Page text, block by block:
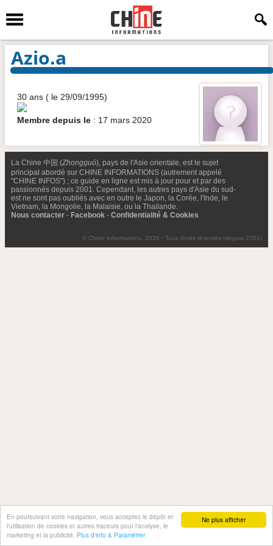
Ne plus afficher
En poursuivant votre navigation, vous acceptez le dépôt et
l'utilisation de cookies et autres traceurs pour l'analyse, le
marketing et la publicité. Plus d'info & Paramétrer
Azio.a
30 ans ( le 29/09/1995)
Membre depuis le : 17 mars 2020
La Chine 中国 (Zhongguó), pays de l'Asie orientale, est le sujet
principal abordé sur CHINE INFORMATIONS (autrement appelé
"CHINE INFOS") ; ce guide en ligne est mis à jour pour et par des
passionnés depuis 2001. Cependant, les autres pays d'Asie du sud-
est ne sont pas oubliés avec en outre le Japon, la Corée, l'Inde, le
Vietnam, la Mongolie, la Malaisie, ou la Thailande.
Nous contacter - Facebook - Confidentialité & Cookies
© Chine Informations, 2026 - Tous droits réservés (depuis 2001)